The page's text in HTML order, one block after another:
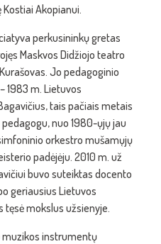
Kostiai Akopianui.
perkusininkų gretas
Maskvos Didžiojo teatro
Jo pedagoginio
1983 m. Lietuvos
tais pačiais metais
nuo 1980-ųjų jau
orkestro mušamųjų
padėjėju. 2010 m. už
buvo suteiktas docento
geriausius Lietuvos
tęsė mokslus užsienyje.
muzikos instrumentų